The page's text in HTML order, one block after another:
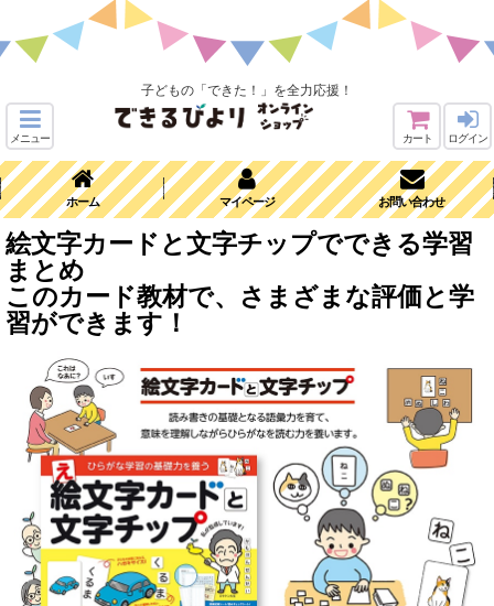
子どもの「できた！」を全力応援！
メニュー カート ログイン
ホーム マイページ お問い合わせ
絵文字カードと文字チップでできる学習
まとめ
このカード教材で、さまざまな評価と学
習ができます！